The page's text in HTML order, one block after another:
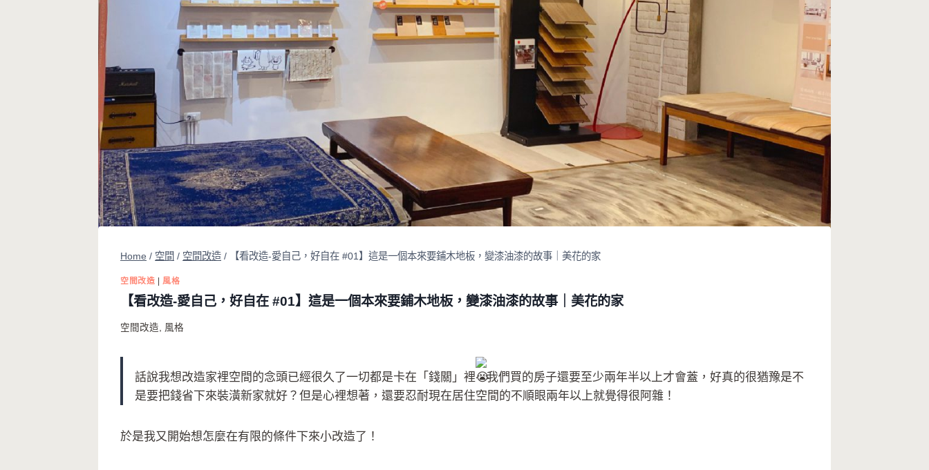
Home / 空間 / 空間改造 / 【看改造-愛自己，好自在 #01】這是一個本來要鋪木地板，變漆油漆的故事｜美花的家
空間改造 | 風格
【看改造-愛自己，好自在 #01】這是一個本來要鋪木地板，變漆油漆的故事｜美花的家
空間改造, 風格
話說我想改造家裡空間的念頭已經很久了一切都是卡在「錢關」裡
我們買的房子還要至少兩年半以上才會蓋，好真的很猶豫是不
是要把錢省下來裝潢新家就好？但是心裡想著，還要忍耐現在居住空間的不順眼兩年以上就覺得很阿雜！
於是我又開始想怎麼在有限的條件下來小改造了！